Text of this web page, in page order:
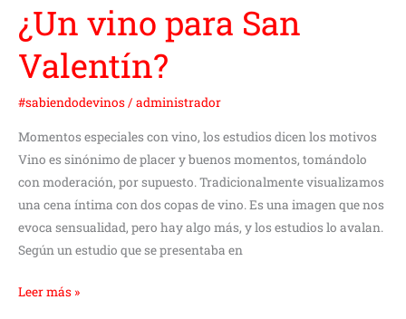
¿Un vino para San
Valentín?
#sabiendodevinos/ administrador
Momentos especiales con vino, los estudios dicen los motivos
Vino es sinónimo de placer y buenos momentos, tomándolo
con moderación, por supuesto. Tradicionalmente visualizamos
una cena íntima con dos copas de vino. Es una imagen que nos
evoca sensualidad, pero hay algo más, y los estudios lo avalan.
Según un estudio que se presentaba en
Leer más »